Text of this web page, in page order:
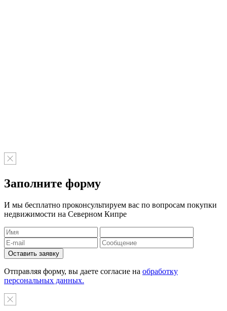
Заполните форму
И мы бесплатно проконсультируем вас по вопросам покупки
недвижимости на Северном Кипре
Отправляя форму, вы даете согласие на обработку
персональных данных.